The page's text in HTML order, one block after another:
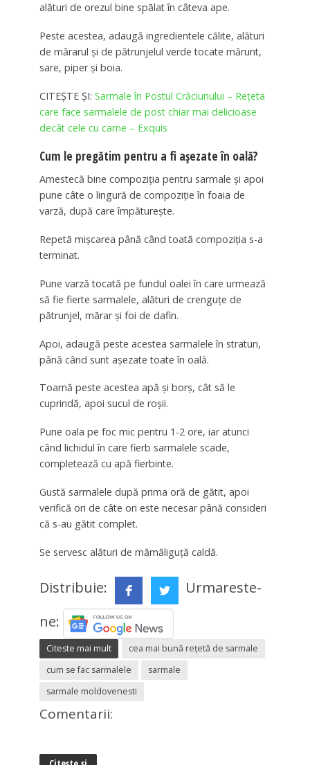
alături de orezul bine spălat în câteva ape.
Peste acestea, adaugă ingredientele călite, alături
de mărarul și de pătrunjelul verde tocate mărunt,
sare, piper și boia.
CITEȘTE ȘI: Sarmale în Postul Crăciunului – Reţeta
care face sarmalele de post chiar mai delicioase
decât cele cu carne – Exquis
Cum le pregătim pentru a fi așezate în oală?
Amestecă bine compoziția pentru sarmale și apoi
pune câte o lingură de compoziție în foaia de
varză, după care împăturește.
Repetă mișcarea până când toată compoziția s-a
terminat.
Pune varză tocată pe fundul oalei în care urmează
să fie fierte sarmalele, alături de crenguțe de
pătrunjel, mărar și foi de dafin.
Apoi, adaugă peste acestea sarmalele în straturi,
până când sunt așezate toate în oală.
Toarnă peste acestea apă și borș, cât să le
cuprindă, apoi sucul de roșii.
Pune oala pe foc mic pentru 1-2 ore, iar atunci
când lichidul în care fierb sarmalele scade,
completează cu apă fierbinte.
Gustă sarmalele după prima oră de gătit, apoi
verifică ori de câte ori este necesar până consideri
că s-au gătit complet.
Se servesc alături de mămăliguță caldă.
Distribuie:
Urmareste-
ne:
Citeste mai mult
cea mai bună rețetă de sarmale
cum se fac sarmalele
sarmale
sarmale moldovenesti
Comentarii: